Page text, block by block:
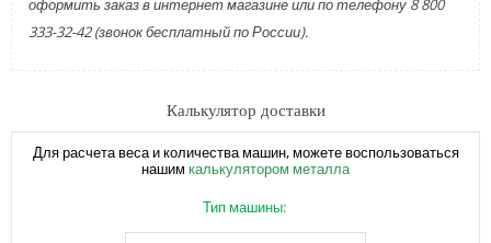
оформить заказ в интернет магазине или по телефону 8 800
333-32-42 (звонок бесплатный по России).
Калькулятор доставки
Для расчета веса и количества машин, можете воспользоваться
нашим калькулятором металла
Тип машины: